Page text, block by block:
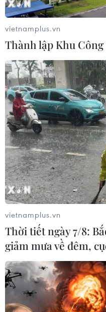
Cúp Liên đoàn
City đánh bại
10/11/2022 00:12
Các "ông lớn" như
sớm phải chia tay Cúp
trong khi đương kim vô
vật đi tiếp.
vietnamplus.vn
Thành lập Khu
vietnamplus.vn
Thời tiết ngày 7/8:
giảm mưa về đêm,